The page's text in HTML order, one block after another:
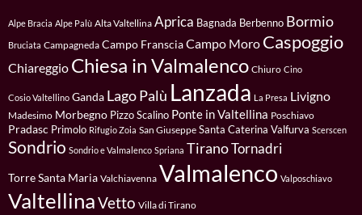
Alpe Bracia Alpe Palù Alta Valtellina Aprica Bagnada Berbenno Bormio
Bruciata Campagneda Campo FransciaCampo Moro Caspoggio
Chiareggio Chiesa in Valmalenco Chiuro Cino
Cosio Valtellino Ganda Lago Palù Lanzada La Presa Livigno
Madesimo Morbegno Pizzo Scalino Ponte in Valtellina Poschiavo
Pradasc Primolo Rifugio Zoia San Giuseppe Santa Caterina Valfurva Scerscen
Sondrio Sondrio e Valmalenco Spriana TiranoTornadri
Torre Santa Maria Valchiavenna Valmalenco Valposchiavo
ValtellinaVetto Villa di Tirano